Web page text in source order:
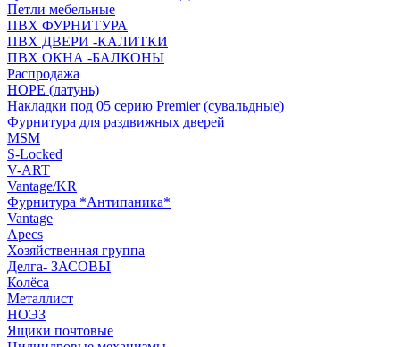
Петли мебельные
ПВХ ФУРНИТУРА
ПВХ ДВЕРИ -КАЛИТКИ
ПВХ ОКНА -БАЛКОНЫ
Распродажа
HOPE (латунь)
Накладки под 05 серию Premier (сувальдные)
Фурнитура для раздвижных дверей
MSM
S-Locked
V-ART
Vantage/KR
Фурнитура *Антипаника*
Vantage
Apecs
Хозяйственная группа
Делга- ЗАСОВЫ
Колёса
Металлист
НОЭЗ
Ящики почтовые